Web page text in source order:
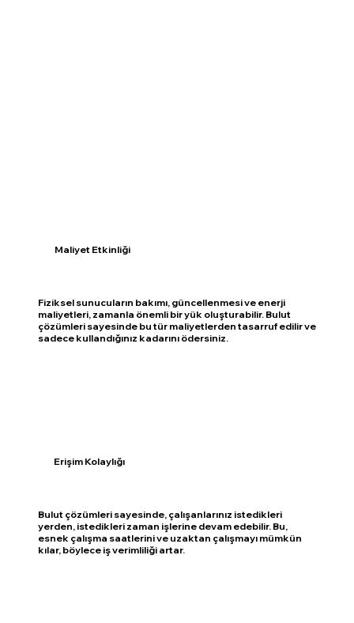
Erişim Kolaylığı
Bulut çözümleri sayesinde, çalışanlarınız istedikleri
yerden, istedikleri zaman işlerine devam edebilir. Bu,
esnek çalışma saatlerini ve uzaktan çalışmayı mümkün
kılar, böylece iş verimliliği artar.
Maliyet Etkinliği
Fiziksel sunucuların bakımı, güncellenmesi ve enerji
maliyetleri, zamanla önemli bir yük oluşturabilir. Bulut
çözümleri sayesinde bu tür maliyetlerden tasarruf edilir ve
sadece kullandığınız kadarını ödersiniz.